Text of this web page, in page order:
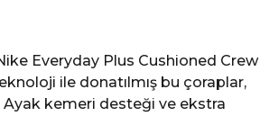
Everyday Plus Cushioned Crew
ile donatılmış bu çoraplar,
kemeri desteği ve ekstra